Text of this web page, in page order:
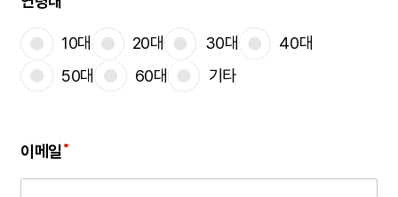
10대 20대 30대
40대
50대
60대 기타
이메일